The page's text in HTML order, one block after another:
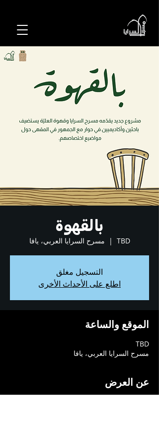
بالقهوة
TBD
  |
مسرح السرايا العربي، يافا
التسجيل مغلق
اطلع على الأحداث الأخرى
الموقع والساعة
TBD
مسرح السرايا العربي، يافا
عن العرض